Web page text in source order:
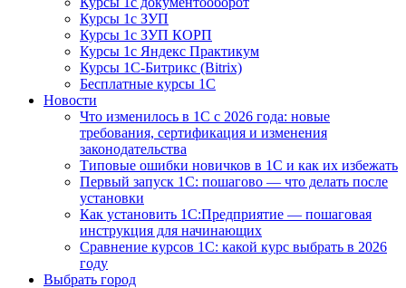
Курсы 1с ЗУП
Курсы 1с ЗУП КОРП
Курсы 1с Яндекс Практикум
Курсы 1С-Битрикс (Bitrix)
Бесплатные курсы 1С
Новости
Что изменилось в 1С с 2026 года: новые
требования, сертификация и изменения
законодательства
Типовые ошибки новичков в 1С и как их избежать
Первый запуск 1С: пошагово — что делать после
установки
Как установить 1С:Предприятие — пошаговая
инструкция для начинающих
Сравнение курсов 1С: какой курс выбрать в 2026
году
Выбрать город